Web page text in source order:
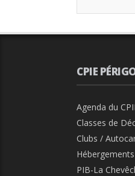
CPIE
Agenda du
Classes de
Clubs /
PIB-La